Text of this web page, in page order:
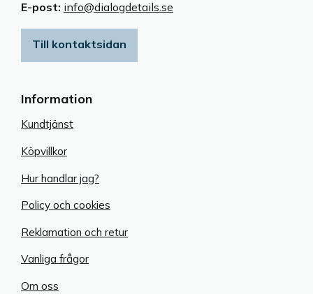
Information
Kundtjänst
Köpvillkor
Hur handlar jag?
Policy och cookies
Reklamation och retur
Vanliga frågor
Om oss
E-post: info@dialogdetails.se
Till kontaktsidan